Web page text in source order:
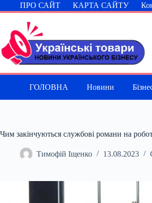
Перейти
до
ПРО САЙТ КАРТА САЙТУ
ГОЛОВНА Новини
Чим закінчуються службові романи на
Тимофій Іщенко 13.08.2023